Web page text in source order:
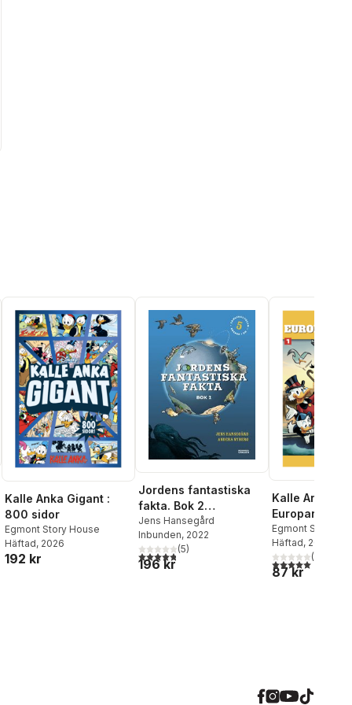
röster:
Kalle Anka Gigant :
800 sidor
Egmont Story House
Häftad, 2026
192 kr
Jordens fantastiska
fakta. Bok 2
(samlingsvolym, 5
böcker i en)
Jens Hansegård
Inbunden, 2022
4,8utav 5 stjärnor. Totalt antal röster:
(5)
196 kr
Kalle Ankas
Europaresor
Egmont Story
Häftad, 2026
5,0utav 5(
87 kr